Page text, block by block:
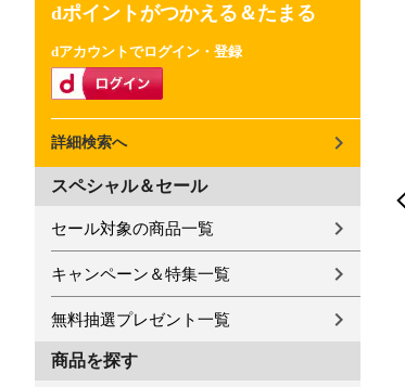
dポイントがつかえる＆たまる
dアカウントでログイン・登録
詳細検索へ
スペシャル＆セール
セール対象の商品一覧
キャンペーン＆特集一覧
無料抽選プレゼント一覧
商品を探す